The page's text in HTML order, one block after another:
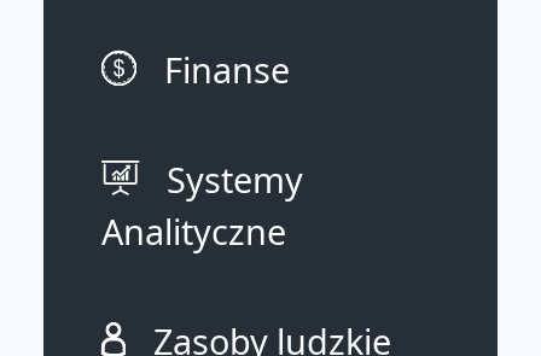
Finanse
Systemy
Analityczne
Zasoby ludzkie